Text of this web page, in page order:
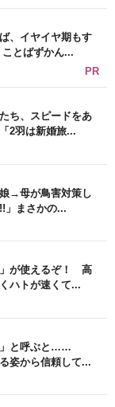
、イヤイヤ期もす
とばずかん...
PR
ち、スピードをあ
2羽は新婚旅...
→母が鳥害対策し
まさかの...
」が使えるぞ！ 高
ハトが速くて...
」と呼ぶと……
姿から信頼して...